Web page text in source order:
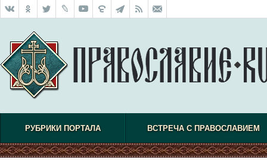
РУБРИКИ ПОРТАЛА ВСТРЕЧА С ПРАВОСЛАВИЕМ